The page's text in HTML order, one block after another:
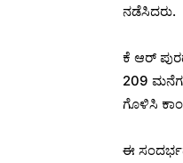
ನಡೆಸಿದರು.
ಕೆ ಆರ್
209
ಗೊಳಿಸಿ
ಈ